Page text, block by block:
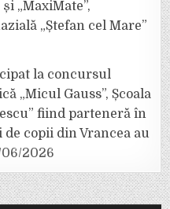
„MaxiMate”,
„Ștefan cel Mare”
la concursul
„Micul Gauss”, Școala
fiind parteneră în
copii din Vrancea au
06/2026